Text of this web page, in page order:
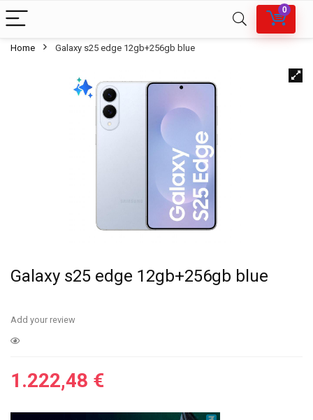
0
Home Galaxy s25 edge 12gb+256gb blue
Galaxy s25 edge 12gb+256gb blue
Add your review
1.222,48 €